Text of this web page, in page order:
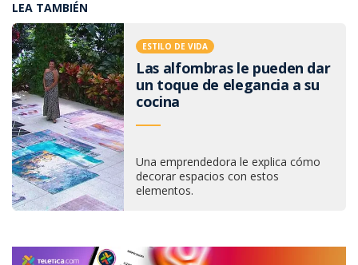
LEA TAMBIÉN
ESTILO DE VIDA
Las alfombras le pueden dar
un toque de elegancia a su
cocina
Una emprendedora le explica cómo
decorar espacios con estos
elementos.